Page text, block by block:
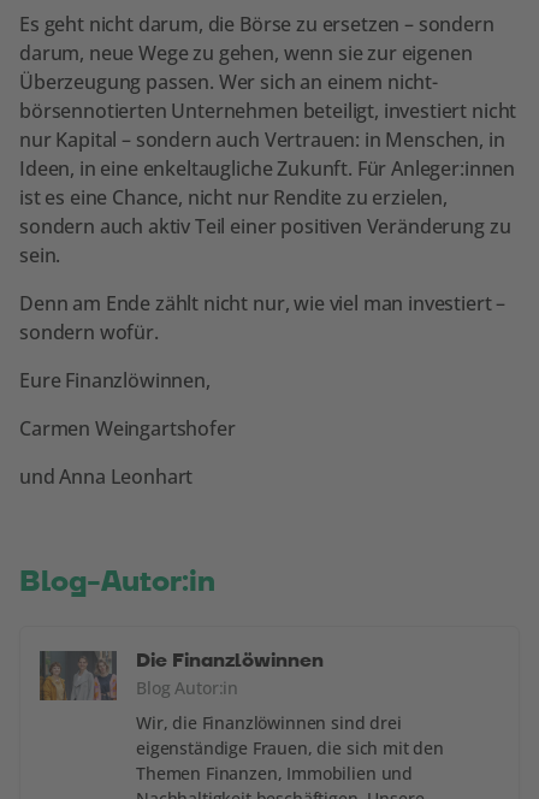
Es geht nicht darum, die Börse zu ersetzen – sondern
darum, neue Wege zu gehen, wenn sie zur eigenen
Überzeugung passen. Wer sich an einem nicht-
börsennotierten Unternehmen beteiligt, investiert nicht
nur Kapital – sondern auch Vertrauen: in Menschen, in
Ideen, in eine enkeltaugliche Zukunft. Für Anleger:innen
ist es eine Chance, nicht nur Rendite zu erzielen,
sondern auch aktiv Teil einer positiven Veränderung zu
sein.
Denn am Ende zählt nicht nur, wie viel man investiert –
sondern wofür.
Eure Finanzlöwinnen,
Carmen Weingartshofer
und Anna Leonhart
Blog-Autor:in
Die Finanzlöwinnen
Blog Autor:in
Wir, die Finanzlöwinnen sind drei
eigenständige Frauen, die sich mit den
Themen Finanzen, Immobilien und